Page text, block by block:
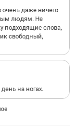
даже ничего
людям. Не
подходящие слова,
свободный,
на ногах.